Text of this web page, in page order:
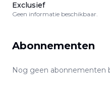
Exclusief
Geen informatie beschikbaar.
Abonnementen
Nog geen abonnementen